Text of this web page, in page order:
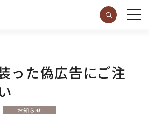
った偽広告にご注
お知らせ